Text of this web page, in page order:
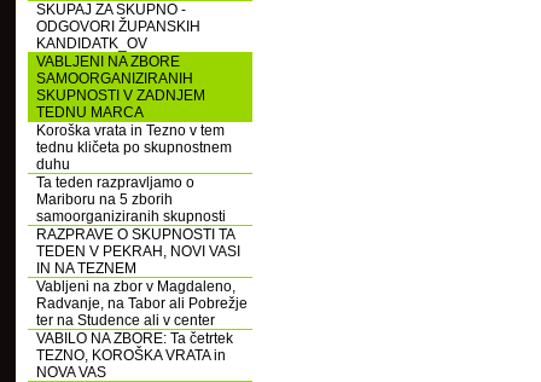
SKUPAJ ZA SKUPNO -
ODGOVORI ŽUPANSKIH
KANDIDATK_OV
VABLJENI NA ZBORE
SAMOORGANIZIRANIH
SKUPNOSTI V ZADNJEM
TEDNU MARCA
Koroška vrata in Tezno v tem
tednu kličeta po skupnostnem
duhu
Ta teden razpravljamo o
Mariboru na 5 zborih
samoorganiziranih skupnosti
RAZPRAVE O SKUPNOSTI TA
TEDEN V PEKRAH, NOVI VASI
IN NA TEZNEM
Vabljeni na zbor v Magdaleno,
Radvanje, na Tabor ali Pobrežje
ter na Studence ali v center
VABILO NA ZBORE: Ta četrtek
TEZNO, KOROŠKA VRATA in
NOVA VAS